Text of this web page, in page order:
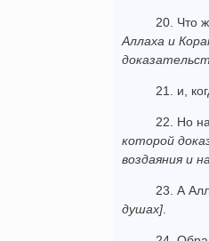
20. Что
Аллаха и
21. и,
22. Но
которой
воздаяния и
23. А
душах].